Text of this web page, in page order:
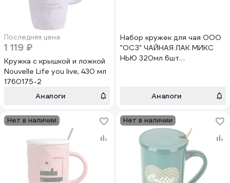
Последняя цена
1 119 ₽
Кружка с крышкой и ложкой
Nouvelle Life you live, 430 мл
1760175-2
Аналоги
Набор кружек для чая ООО
"ОСЗ" ЧАЙНАЯ ЛАК МИКС
НЬЮ 320мл 6шт
Аналоги
Нет в наличии Нет в наличии